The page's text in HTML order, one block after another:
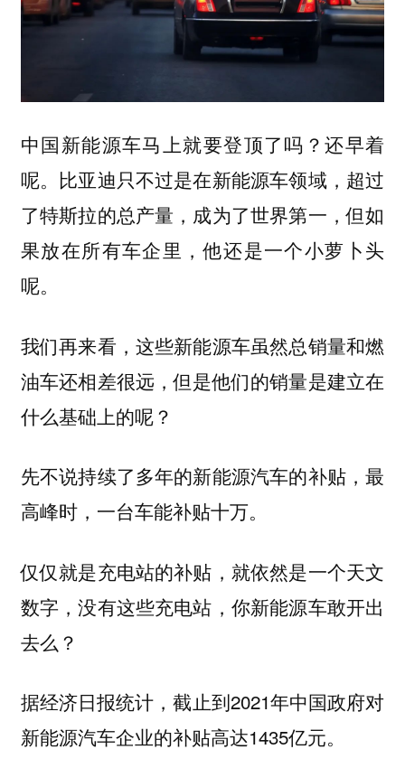
中国新能源车马上就要登顶了吗？还早着
呢。比亚迪只不过是在新能源车领域，超过
了特斯拉的总产量，成为了世界第一，但如
果放在所有车企里，他还是一个小萝卜头
呢。
我们再来看，这些新能源车虽然总销量和燃
油车还相差很远，但是他们的销量是建立在
什么基础上的呢？
先不说持续了多年的新能源汽车的补贴，最
高峰时，一台车能补贴十万。
仅仅就是充电站的补贴，就依然是一个天文
数字，没有这些充电站，你新能源车敢开出
去么？
据经济日报统计，截止到2021年中国政府对
新能源汽车企业的补贴高达1435亿元。